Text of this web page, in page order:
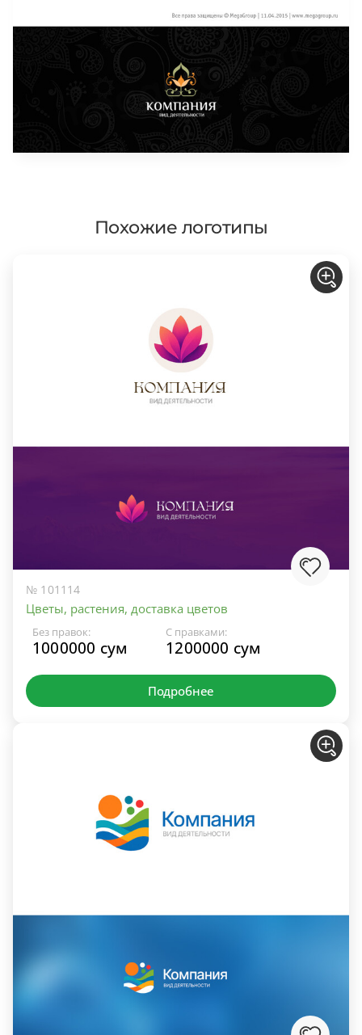
Похожие логотипы
№ 101114
Цветы, растения, доставка цветов
Без правок:
1000000 сум
С правками:
1200000 сум
Подробнее